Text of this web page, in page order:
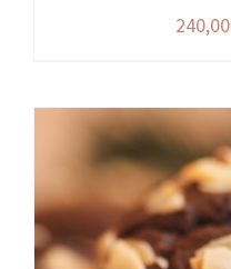
240,00